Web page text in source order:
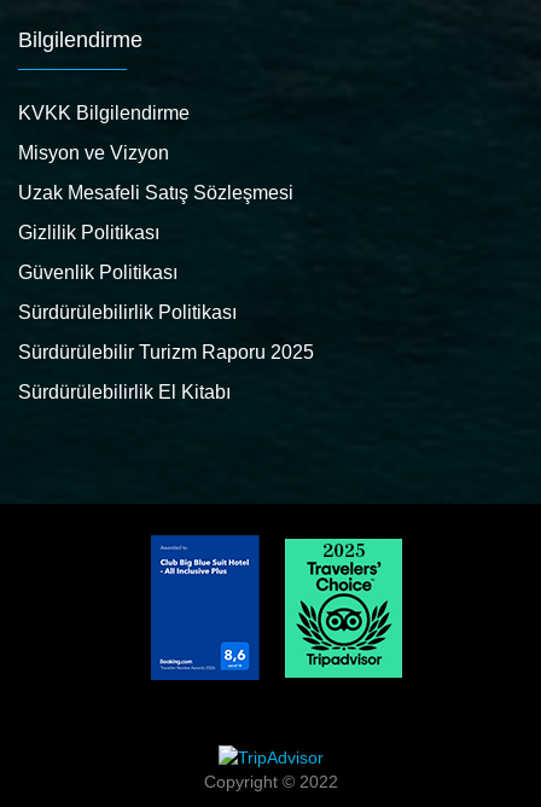
Bilgilendirme
KVKK Bilgilendirme
Misyon ve Vizyon
Uzak Mesafeli Satış Sözleşmesi
Gizlilik Politikası
Güvenlik Politikası
Sürdürülebilirlik Politikası
Sürdürülebilir Turizm Raporu 2025
Sürdürülebilirlik El Kitabı
Copyright © 2022